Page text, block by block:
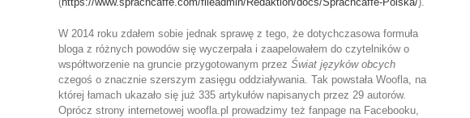
W 2014 roku zdałem sobie jednak sprawę z tego, że dotychczasowa formuła
bloga z różnych powodów się wyczerpała i zaapelowałem do czytelników o
współtworzenie na gruncie przygotowanym przez Świat języków obcych
czegoś o znacznie szerszym zasięgu oddziaływania. Tak powstała Woofla, na
której łamach ukazało się już 335 artykułów napisanych przez 29 autorów.
Oprócz strony internetowej woofla.pl prowadzimy też fanpage na Facebooku,